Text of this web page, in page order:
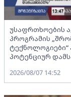
უსაფრთხოების
პროგრამის
ტექნოლოგიები“
პოტენციურ
2026/08/07 14:52